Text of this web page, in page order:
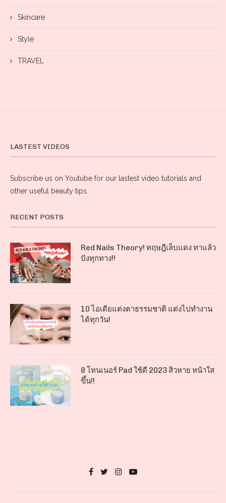
Skincare
Style
TRAVEL
LASTEST VIDEOS
Subscribe us on Youtube for our lastest video tutorials and
other useful beauty tips.
RECENT POSTS
Red Nails Theory! ทฤษฎีเล็บแดง ทาแล้ว
ปังทุกทาง!!
10 ไอเดียแต่งตาธรรมชาติ แต่งไปทำงาน
ได้ทุกวัน!
8 โทนเนอร์ Pad ใช้ดี 2023 สิวหาย หน้าใส
ขึ้น!!